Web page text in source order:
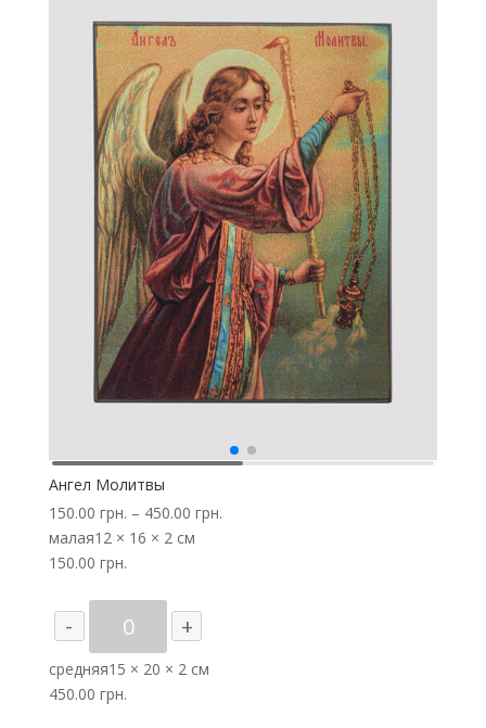
Ангел Молитвы
150.00 грн. – 450.00 грн.
малая12 × 16 × 2 см
150.00 грн.
-
Количество
товара
Ангел
Молитвы
+
средняя15 × 20 × 2 см
450.00 грн.